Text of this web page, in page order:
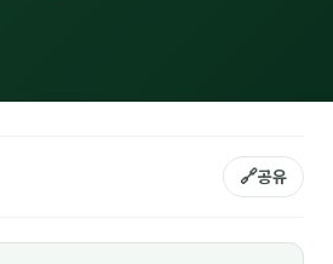
4
🔗공유